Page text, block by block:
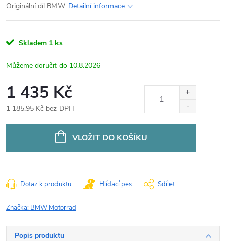
Originální díl BMW. Detailní informace
Skladem 1 ks
10.8.2026
1 435 Kč
1 185,95 Kč bez DPH
VLOŽIT DO KOŠÍKU
Dotaz k produktu Hlídací pes Sdílet
Značka: BMW Motorrad
Popis produktu